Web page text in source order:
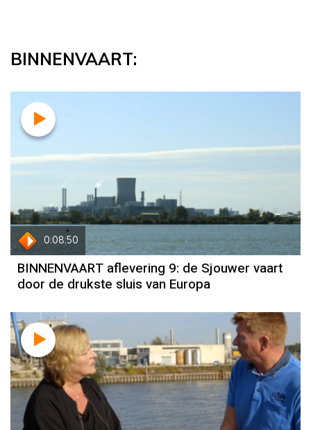
BINNENVAART:
0:08:50
BINNENVAART aflevering 9: de Sjouwer vaart
door de drukste sluis van Europa